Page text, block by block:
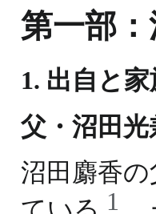
第一部
1. 出自と家
父・沼田
沼田麝香
1